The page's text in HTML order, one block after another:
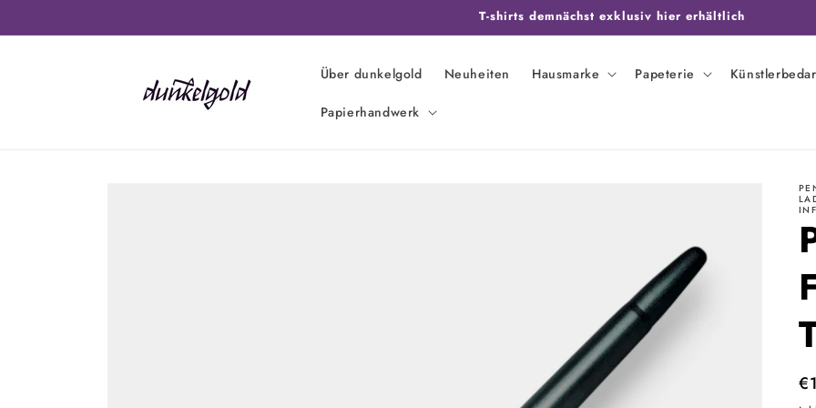
Inhalt
T-shirts demnächst exklusiv hier erhältlich
Über dunkelgold Neuheiten Hausmarke Papeterie
Papierhandwerk